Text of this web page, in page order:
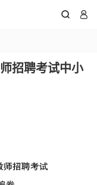
 
招聘考试中小